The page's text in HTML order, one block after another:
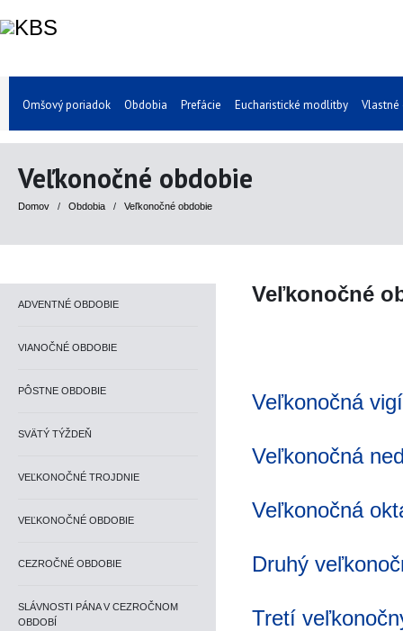
Omšový poriadok Obdobia Prefácie Eucharistické modlitby Vlastné
Veľkonočné obdobie
Domov / Obdobia / Veľkonočné obdobie
ADVENTNÉ OBDOBIE
VIANOČNÉ OBDOBIE
PÔSTNE OBDOBIE
SVÄTÝ TÝŽDEŇ
VEĽKONOČNÉ TROJDNIE
VEĽKONOČNÉ OBDOBIE
CEZROČNÉ OBDOBIE
SLÁVNOSTI PÁNA V CEZROČNOM
OBDOBÍ
Veľkonočné
Veľkonočná
Veľkonočná
Veľkonočná
Druhý
Tretí